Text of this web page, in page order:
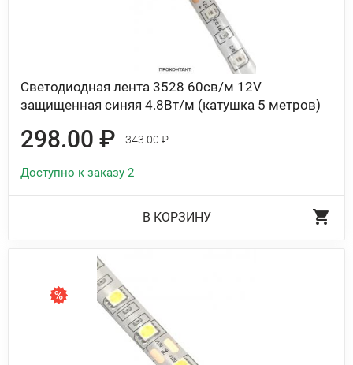
Светодиодная лента 3528 60св/м 12V
защищенная синяя 4.8Вт/м (катушка 5 метров)
298.00 ₽ 343.00 ₽
Доступно к заказу 2
В КОРЗИНУ